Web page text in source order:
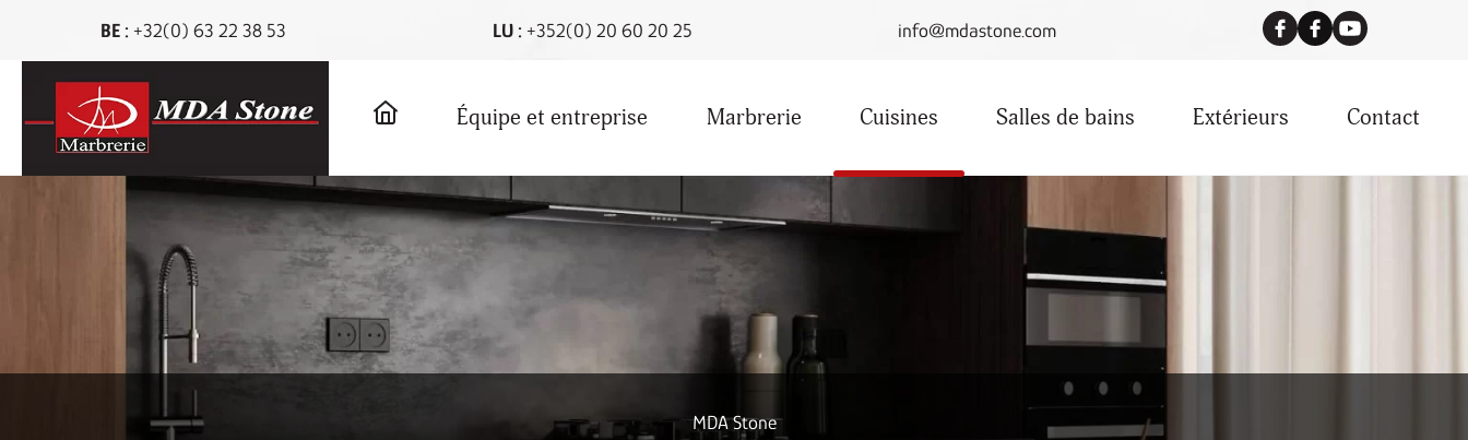
BE : +32(0) 63 22 38 53 LU : +352(0) 20 60 20 25 info@mdastone.com
Équipe et entreprise Marbrerie Cuisines Salles de bains Extérieurs Contact
MDA Stone